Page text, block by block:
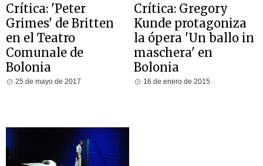
Crítica: 'Peter
Grimes' de Britten
en el Teatro
Comunale de
Bolonia
25 de mayo de 2017
Crítica: Gregory
Kunde protagoniza
la ópera 'Un ballo in
maschera' en
Bolonia
16 de enero de 2015